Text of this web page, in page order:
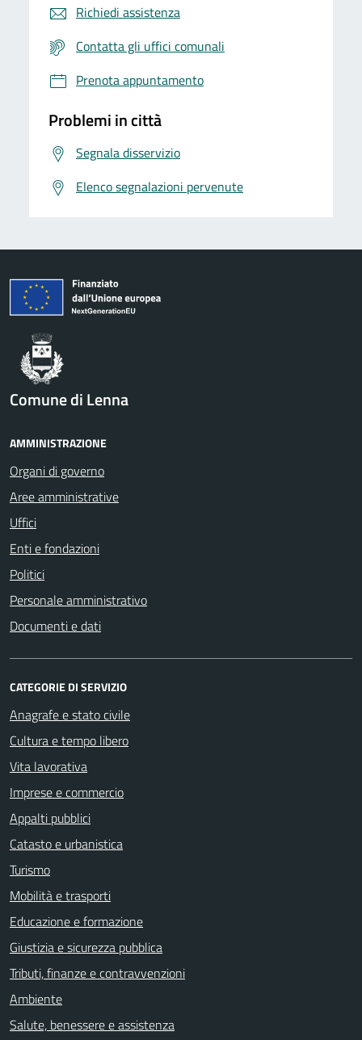
Richiedi assistenza
Contatta gli uffici comunali
Prenota appuntamento
Problemi in città
Segnala disservizio
Elenco segnalazioni pervenute
Comune di Lenna
AMMINISTRAZIONE
Organi di governo
Aree amministrative
Uffici
Enti e fondazioni
Politici
Personale amministrativo
Documenti e dati
CATEGORIE DI SERVIZIO
Anagrafe e stato civile
Cultura e tempo libero
Vita lavorativa
Imprese e commercio
Appalti pubblici
Catasto e urbanistica
Turismo
Mobilità e trasporti
Educazione e formazione
Giustizia e sicurezza pubblica
Tributi, finanze e contravvenzioni
Ambiente
Salute, benessere e assistenza